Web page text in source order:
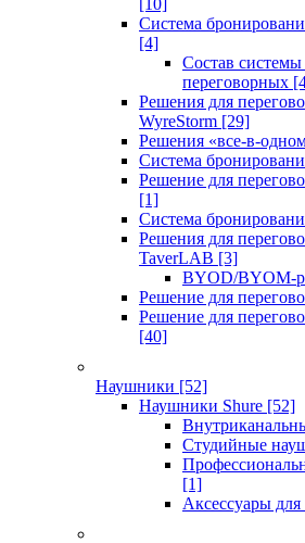
[10]
Система
[4]
Состав
переговорных
Решения для
WyreStorm [29]
Решения «все-в-
Система
Решение для
[1]
Система
Решения для
TaverLAB [3]
BYOD/BYOM-
Решение для
Решение для
[40]
Наушники [52]
Наушники Shure [52]
Студийные
[1]
Аксессуары